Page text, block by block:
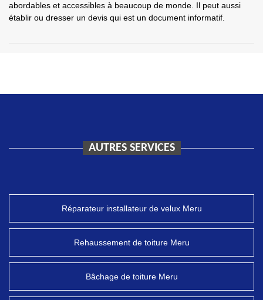
abordables et accessibles à beaucoup de monde. Il peut aussi
établir ou dresser un devis qui est un document informatif.
AUTRES SERVICES
Réparateur installateur de velux Meru
Rehaussement de toiture Meru
Bâchage de toiture Meru